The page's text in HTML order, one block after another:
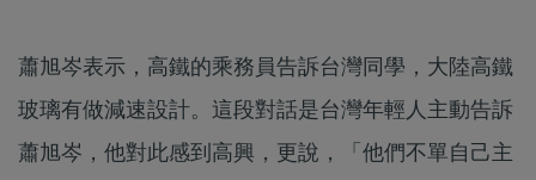
蕭旭岑表示，高鐵的乘務員告訴台灣同學，大陸高鐵
玻璃有做減速設計。這段對話是台灣年輕人主動告訴
蕭旭岑，他對此感到高興，更說，「他們不單自己主